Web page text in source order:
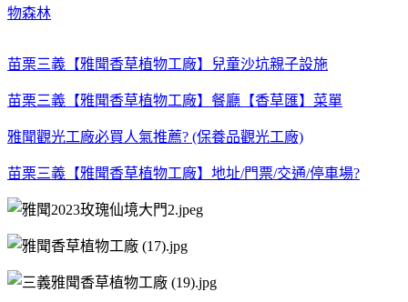
物森林
苗栗三義【雅聞香草植物工廠】兒童沙坑親子設施
苗栗三義【雅聞香草植物工廠】餐廳【香草匯】菜單
雅聞觀光工廠必買人氣推薦? (保養品觀光工廠)
苗栗三義【雅聞香草植物工廠】地址/門票/交通/停車場?